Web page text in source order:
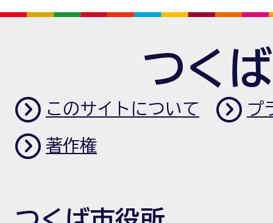
つく
このサイトについて プ
著作権